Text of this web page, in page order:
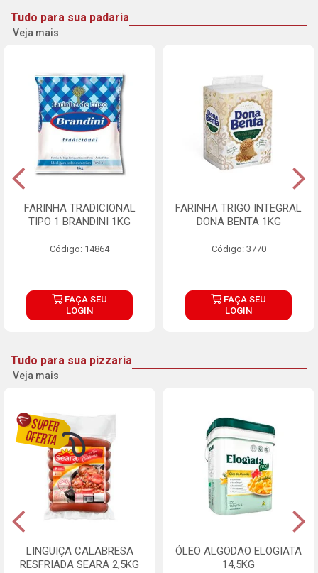
Tudo para sua padaria
Veja mais
FARINHA TRADICIONAL
TIPO 1 BRANDINI 1KG
Código: 14864
FAÇA SEU
LOGIN
FARINHA TRIGO INTEGRAL
DONA BENTA 1KG
Código: 3770
FAÇA SEU
LOGIN
Tudo para sua pizzaria
Veja mais
LINGUIÇA CALABRESA
RESFRIADA SEARA 2,5KG
ÓLEO ALGODAO ELOGIATA
14,5KG